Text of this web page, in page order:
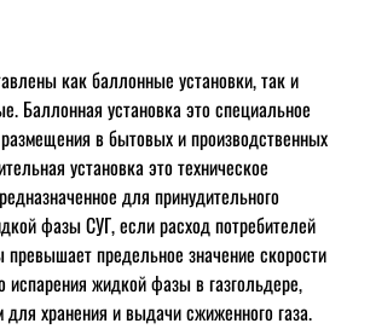
как баллонные установки, так и
Баллонная установка это специальное
в бытовых и производственных
установка это техническое
для принудительного
фазы СУГ, если расход потребителей
предельное значение скорости
испарения жидкой фазы в газгольдере,
для хранения и выдачи сжиженного газа.